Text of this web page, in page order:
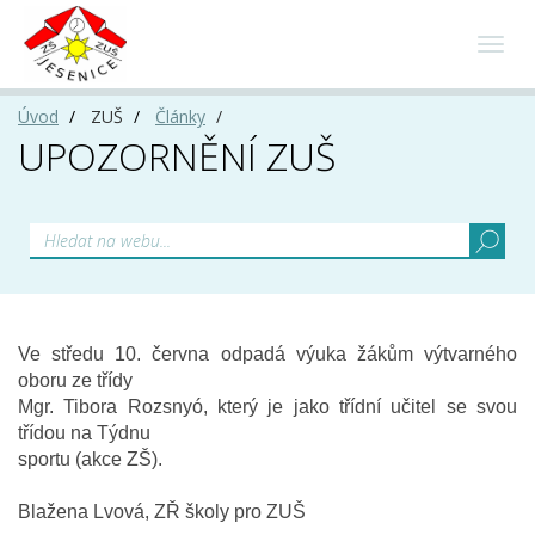
Úvod ZUŠ Články
UPOZORNĚNÍ ZUŠ
Ve středu 10. června odpadá výuka žákům výtvarného
oboru ze třídy
Mgr. Tibora Rozsnyó, který je jako třídní učitel se svou
třídou na Týdnu
sportu (akce ZŠ).
Blažena Lvová, ZŘ školy pro ZUŠ